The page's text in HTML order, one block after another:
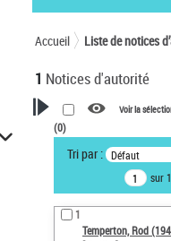
Accueil Liste de notices
1 Notices d'autorité
VOTRE RECHERCHE
Recherche avancée
notices d’autorité
Œuvres liées à l'auteur :
Temperton, Rod
Voir la
(0)
Tri par : Défaut
sur 1
1
Temperton, Rod